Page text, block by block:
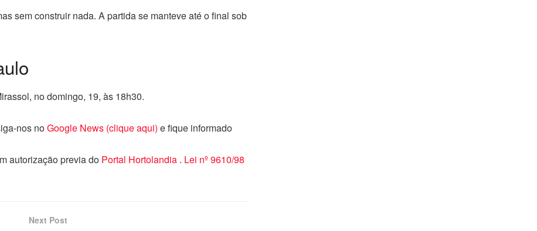
sem construir nada. A partida se manteve até o final sob
no domingo, 19, às 18h30.
nos noGoogle News (clique aqui) e fique informado
autorização previa do Portal Hortolandia . Lei nº 9610/98
Next Post